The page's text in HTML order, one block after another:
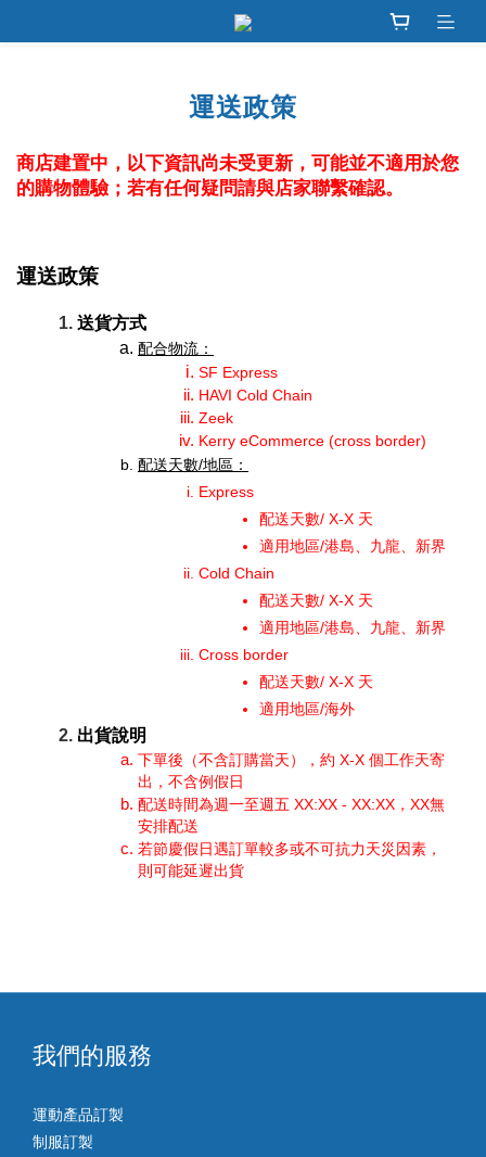
運送政策
商店建置中，以下資訊尚未受更新，可能並不適用於您
的購物體驗；若有任何疑問請與店家聯繫確認。
運送政策
送貨方式
配合物流：
SF Express
HAVI Cold Chain
Zeek
Kerry eCommerce (cross border)
配送天數/地區：
Express
配送天數/ X-X 天
適用地區/港島、九龍、新界
Cold Chain
配送天數/ X-X 天
適用地區/港島、九龍、新界
Cross border
配送天數/ X-X 天
適用地區/海外
出貨說明
下單後（不含訂購當天），約 X-X 個工作天寄
出，不含例假日
配送時間為週一至週五 XX:XX - XX:XX，XX無
安排配送
若節慶假日遇訂單較多或不可抗力天災因素，
則可能延遲出貨
我們的服務
運動產品訂製
制服訂製